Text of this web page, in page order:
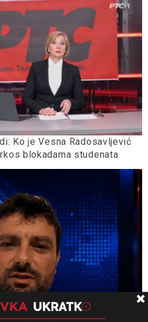
Ko je Vesna Radosavljević
blokadama studenata